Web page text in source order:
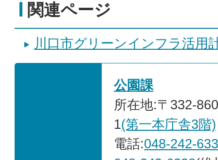
関連ページ
川口市グリーンインフラ活用
公園課
所在地:〒332-
1(第一本庁舎3階)
電話:048-242-